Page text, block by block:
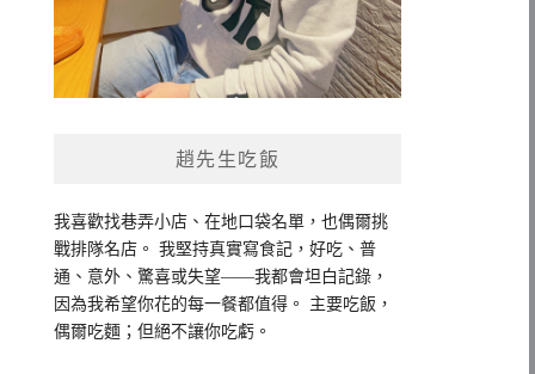
趙先生吃飯
我喜歡找巷弄小店、在地口袋名單，也偶爾挑
戰排隊名店。 我堅持真實寫食記，好吃、普
通、意外、驚喜或失望——我都會坦白記錄，
因為我希望你花的每一餐都值得。 主要吃飯，
偶爾吃麵；但絕不讓你吃虧。